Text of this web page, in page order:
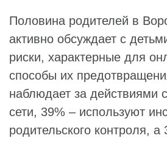
Половина родителей в
активно обсуждает с
риски, характерные для
способы их
наблюдает за действиями
сети, 39% – используют
родительского контроля, а